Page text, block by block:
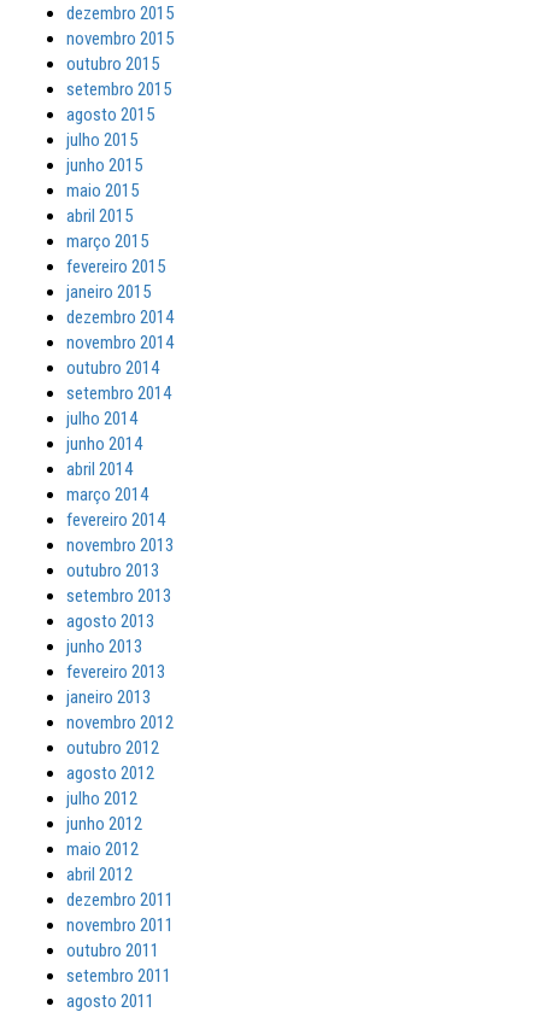
dezembro 2015
novembro 2015
outubro 2015
setembro 2015
agosto 2015
julho 2015
junho 2015
maio 2015
abril 2015
março 2015
fevereiro 2015
janeiro 2015
dezembro 2014
novembro 2014
outubro 2014
setembro 2014
julho 2014
junho 2014
abril 2014
março 2014
fevereiro 2014
novembro 2013
outubro 2013
setembro 2013
agosto 2013
junho 2013
fevereiro 2013
janeiro 2013
novembro 2012
outubro 2012
agosto 2012
julho 2012
junho 2012
maio 2012
abril 2012
dezembro 2011
novembro 2011
outubro 2011
setembro 2011
agosto 2011